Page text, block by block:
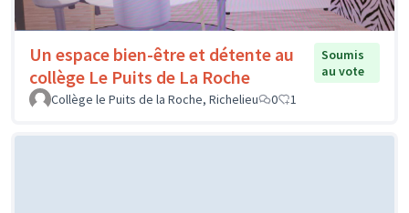
Un espace bien-être et détente au
collège Le Puits de La Roche
Soumis
au vote
Collège le Puits de la Roche, Richelieu
0 1